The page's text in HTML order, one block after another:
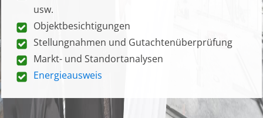
usw.
Objektbesichtigungen
Stellungnahmen und Gutachtenüberprüfung
Markt- und Standortanalysen
Energieausweis